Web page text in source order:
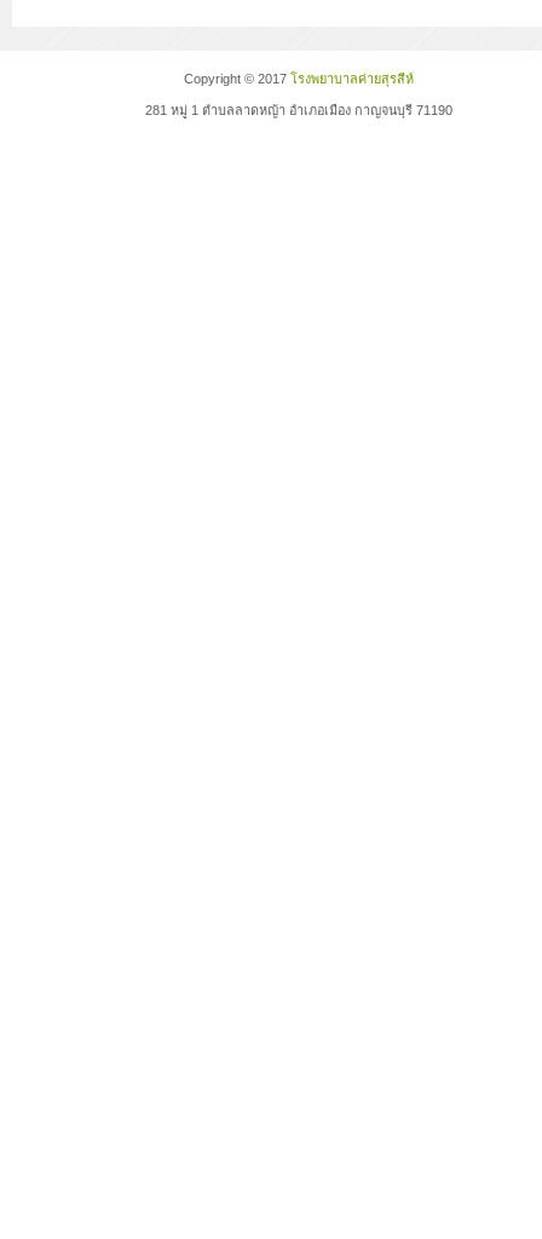
Copyright © 2017โรงพยาบาลค่ายสุรสีห์
281 หมู่ 1 ตำบลลาดหญ้า อำเภอเมือง กาญจนบุรี 71190